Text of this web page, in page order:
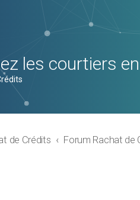
les courtiers
de Crédits Forum Rachat de